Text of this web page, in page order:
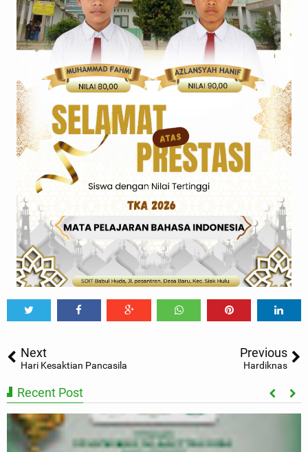
Next
Hari Kesaktian Pancasila
Previous
Hardiknas
Recent Post